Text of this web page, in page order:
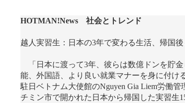
HOTMAN!News 社会とトレンド
越人実習生：日本の3年で変わる生活、帰国
「日本に渡って3年、彼らは数億ドンを貯
能、外国語、より良い就業マナーを身に付け
駐日ベトナム大使館のNguyen Gia Liem労働管
チミン市で開かれた日本から帰国した実習生